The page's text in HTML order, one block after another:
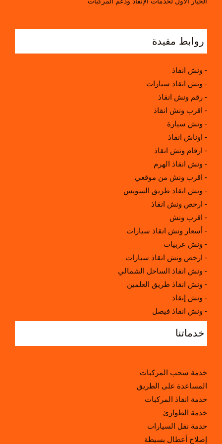
روابط مفيدة
ونش انقاذ -
ونش انقاذ سيارات -
رقم ونش انقاذ -
اقرب ونش انقاذ -
ونش سيارة -
اوناش انقاذ -
ارقام ونش انقاذ -
ونش انقاذ الهرم -
اقرب ونش من موقعي -
ونش انقاذ طريق السويس -
ارخص ونش انقاذ -
اقرب ونش -
أسعار ونش انقاذ سيارات -
ونش عربيات -
ارخص ونش انقاذ سيارات -
ونش انقاذ الساحل الشمالي -
ونش انقاذ طريق العلمين -
ونش إنقاذ -
ونش انقاذ فيصل -
خدماتنا
خدمة سحب المركبات
المساعدة على الطريق
خدمة انقاذ المركبات
خدمة الطوارئ
خدمة نقل السيارات
إصلاح أعطال بسيطة